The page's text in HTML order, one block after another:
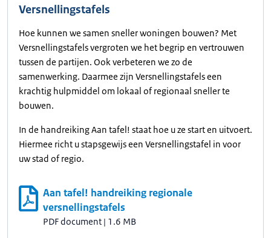
Versnellingstafels
Hoe kunnen we samen sneller woningen bouwen? Met
Versnellingstafels vergroten we het begrip en vertrouwen
tussen de partijen. Ook verbeteren we zo de
samenwerking. Daarmee zijn Versnellingstafels een
krachtig hulpmiddel om lokaal of regionaal sneller te
bouwen.
In de handreiking Aan tafel! staat hoe u ze start en uitvoert.
Hiermee richt u stapsgewijs een Versnellingstafel in voor
uw stad of regio.
Aan tafel! handreiking regionale
versnellingstafels
PDF document | 1.6 MB